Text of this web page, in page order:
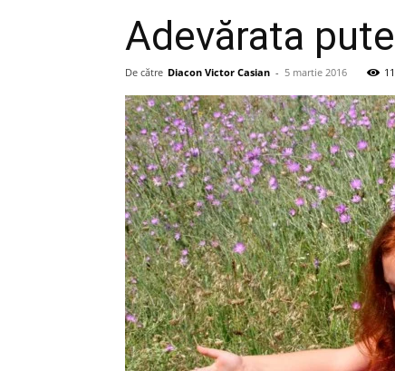
Adevărata
De către Diacon Victor Casian - 5 martie 2016